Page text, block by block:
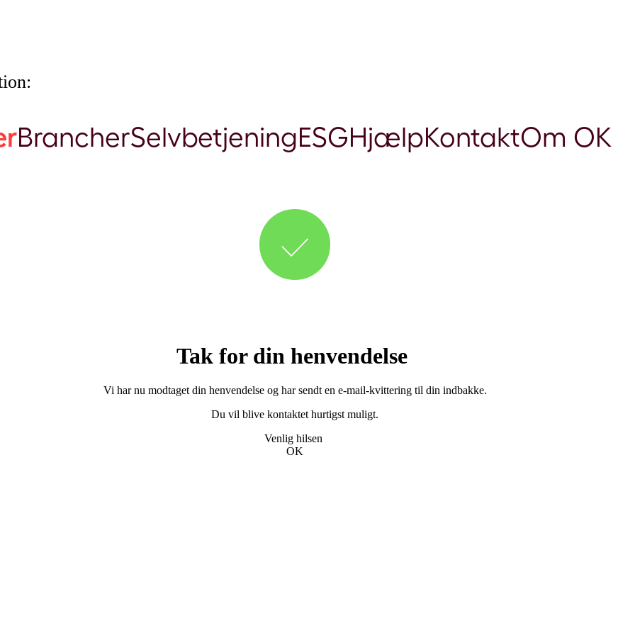
BrancherSelvbetjeningESGHjælpKontaktOm OK
Tak for din henvendelse ​
Vi har nu modtaget din henvendelse og har sendt en e-mail-kvittering til din indbakke.
Du vil blive kontaktet hurtigst muligt.​​
Venlig hilsen
OK